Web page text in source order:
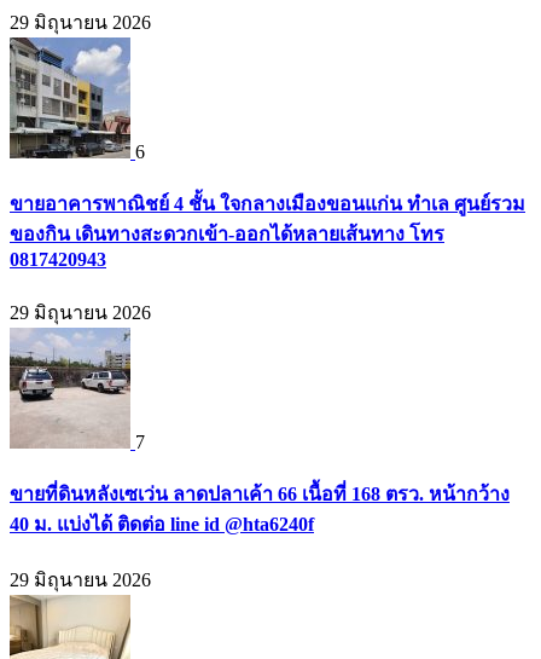
29 มิถุนายน 2026
6
ขายอาคารพาณิชย์ 4 ชั้น ใจกลางเมืองขอนแก่น ทำเล ศูนย์รวม
ของกิน เดินทางสะดวกเข้า-ออกได้หลายเส้นทาง โทร
0817420943
29 มิถุนายน 2026
7
ขายที่ดินหลังเซเว่น ลาดปลาเค้า 66 เนื้อที่ 168 ตรว. หน้ากว้าง
40 ม. แบ่งได้ ติดต่อ line id @hta6240f
29 มิถุนายน 2026